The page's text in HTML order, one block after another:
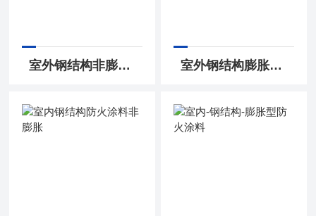
室外钢结构非膨胀型-防火-涂料 室外钢结构膨胀型防火-涂-料